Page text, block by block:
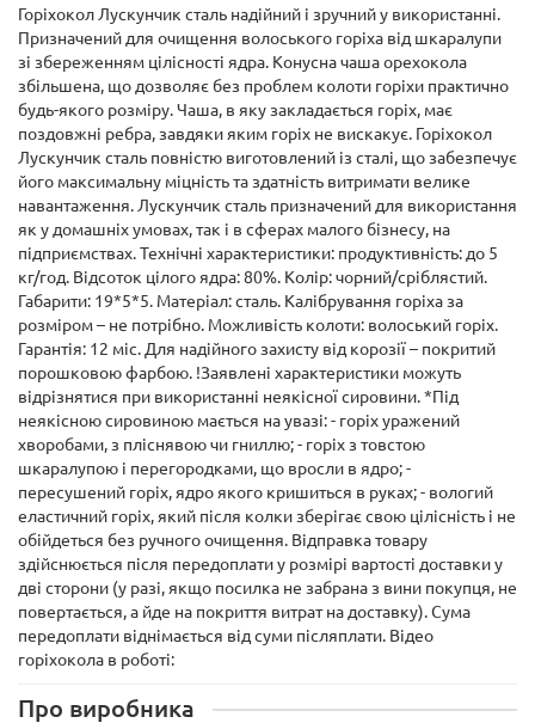
Горіхокол Лускунчик сталь надійний і зручний у використанні.
Призначений для очищення волоського горіха від шкаралупи
зі збереженням цілісності ядра. Конусна чаша орехокола
збільшена, що дозволяє без проблем колоти горіхи практично
будь-якого розміру. Чаша, в яку закладається горіх, має
поздовжні ребра, завдяки яким горіх не вискакує. Горіхокол
Лускунчик сталь повністю виготовлений із сталі, що забезпечує
його максимальну міцність та здатність витримати велике
навантаження. Лускунчик сталь призначений для використання
як у домашніх умовах, так і в сферах малого бізнесу, на
підприємствах. Технічні характеристики: продуктивність: до 5
кг/год. Відсоток цілого ядра: 80%. Колір: чорний/сріблястий.
Габарити: 19*5*5. Матеріал: сталь. Калібрування горіха за
розміром – не потрібно. Можливість колоти: волоський горіх.
Гарантія: 12 міс. Для надійного захисту від корозії – покритий
порошковою фарбою. !Заявлені характеристики можуть
відрізнятися при використанні неякісної сировини. *Під
неякісною сировиною мається на увазі: - горіх уражений
хворобами, з пліснявою чи гниллю; - горіх з товстою
шкаралупою і перегородками, що вросли в ядро; -
пересушений горіх, ядро ​​якого кришиться в руках; - вологий
еластичний горіх, який після колки зберігає свою цілісність і не
обійдеться без ручного очищення. Відправка товару
здійснюється після передоплати у розмірі вартості доставки у
дві сторони (у разі, якщо посилка не забрана з вини покупця, не
повертається, а йде на покриття витрат на доставку). Сума
передоплати віднімається від суми післяплати. Відео
горіхокола в роботі:
Про виробника